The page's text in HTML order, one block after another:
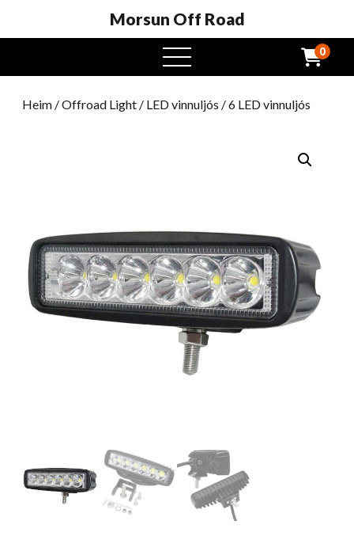
Morsun Off Road
Opinn
valmynd
0
Heim /Offroad Light / LED vinnuljós / 6 LED vinnuljós